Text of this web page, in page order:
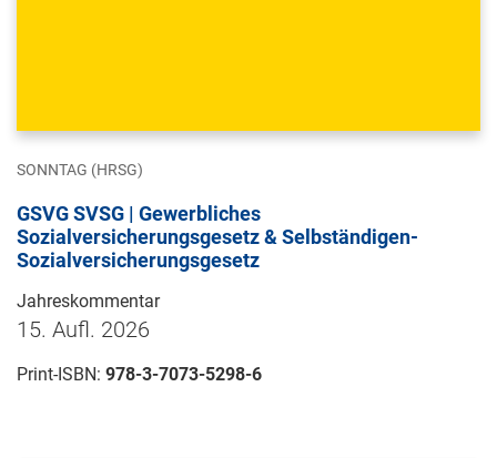
SONNTAG (HRSG)
GSVG SVSG | Gewerbliches
Sozialversicherungsgesetz & Selbständigen-
Sozialversicherungsgesetz
Jahreskommentar
15. Aufl. 2026
Print-ISBN: 978-3-7073-5298-6